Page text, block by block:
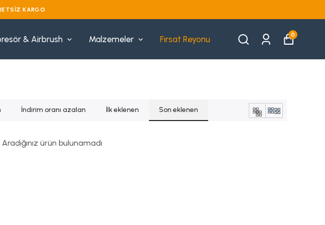
& Airbrush Malzemeler Fırsat Reyonu 0
İndirim oranı azalan İlk eklenen Son eklenen
Aradığınız ürün bulunamadı